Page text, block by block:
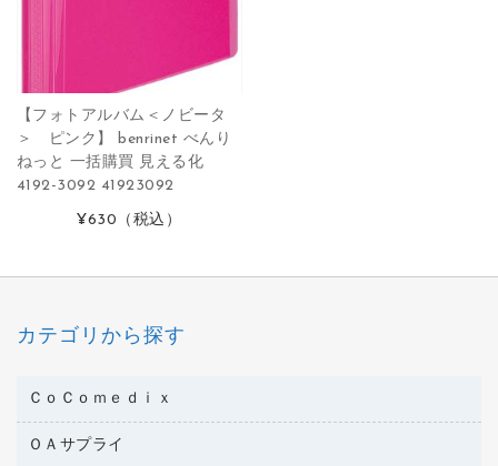
【フォトアルバム＜ノビータ
＞ ピンク】 benrinet べんり
ねっと 一括購買 見える化
4192-3092 41923092
¥630 （税込）
カテゴリから探す
ＣｏＣｏｍｅｄｉｘ
医療・介護用品
ＯＡサプライ